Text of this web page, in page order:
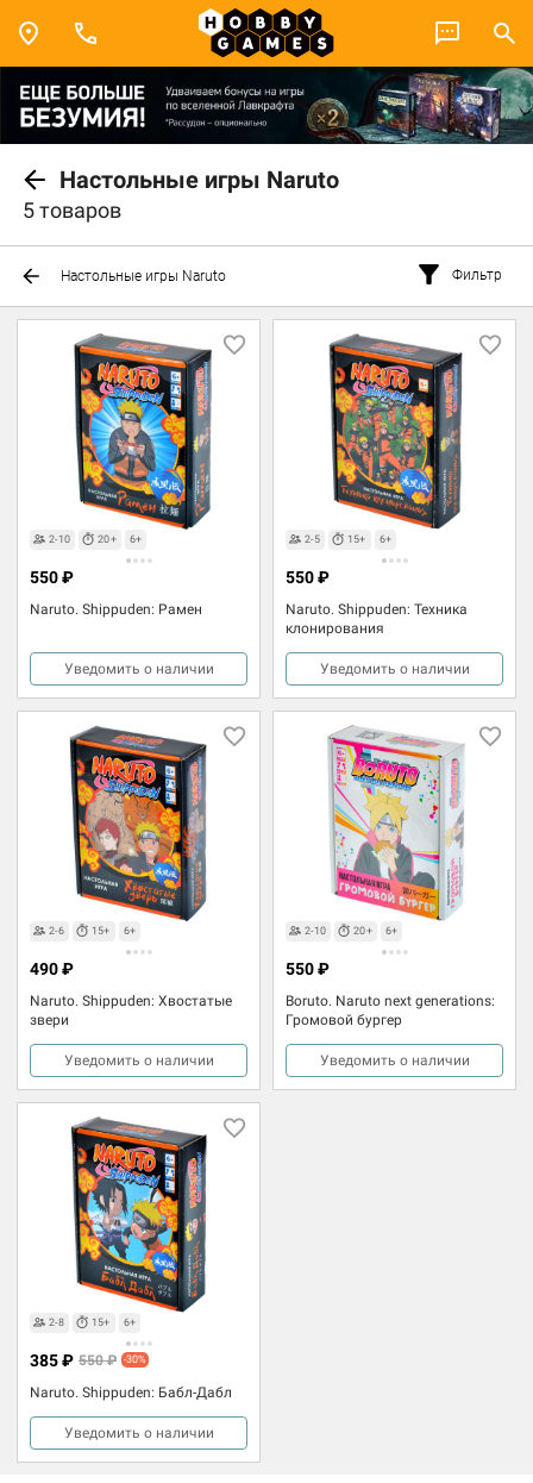
Настольные игры Naruto
5 товаров
Настольные игры Naruto Фильтр
2-10 20+ 6+
Naruto. Shippuden: Рамен
550 ₽
Уведомить о наличии
2-5 15+ 6+
Naruto. Shippuden: Техника
клонирования
550 ₽
Уведомить о наличии
2-6 15+ 6+
Naruto. Shippuden: Хвостатые
звери
490 ₽
Уведомить о наличии
2-10 20+ 6+
Boruto. Naruto next generations:
Громовой бургер
550 ₽
Уведомить о наличии
2-8 15+ 6+
Naruto. Shippuden: Бабл-Дабл
385 ₽ 550 ₽ -30%
Уведомить о наличии